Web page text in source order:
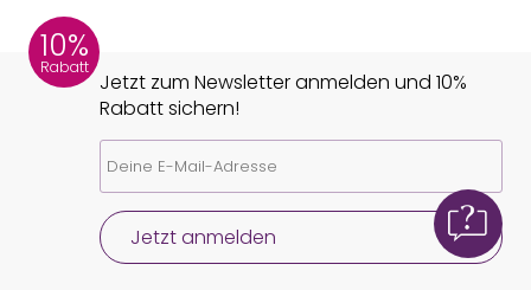
10%
Rabatt
Jetzt zum Newsletter anmelden und 10%
Rabatt sichern!
Jetzt anmelden